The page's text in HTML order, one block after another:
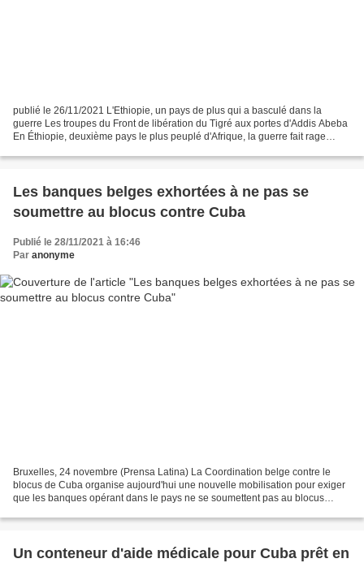
publié le 26/11/2021 L'Ethiopie, un pays de plus qui a basculé dans la
guerre Les troupes du Front de libération du Tigré aux portes d'Addis Abeba
En Éthiopie, deuxième pays le plus peuplé d'Afrique, la guerre fait rage
Les banques belges exhortées à ne pas se
soumettre au blocus contre Cuba
Publié le 28/11/2021 à 16:46
Par anonyme
Bruxelles, 24 novembre (Prensa Latina) La Coordination belge contre le
blocus de Cuba organise aujourd'hui une nouvelle mobilisation pour exiger
que les banques opérant dans le pays ne se soumettent pas au blocus
Un conteneur d'aide médicale pour Cuba prêt en